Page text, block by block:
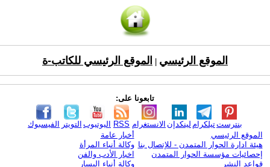
الموقع الرئيسي الموقع الرئيسي للكاتب-ة
تابعونا على:
الفيسبوك التويتر اليوتيوب RSS الانستغرام لينكدإن تيلكرامبنترست
الموقع الرئيسي
هيئة ادارة الحوار المتمدن - للإتصال بنا
إحصائيات مؤسسة الحوار المتمدن
قواعد النشر
أخبار عامة
وكالة أنباء المرأة
اخبار الأدب والفن
وكالة أنباء اليسار